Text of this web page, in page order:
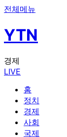
전체메뉴
YTN
경제
LIVE
홈
정치
경제
사회
국제